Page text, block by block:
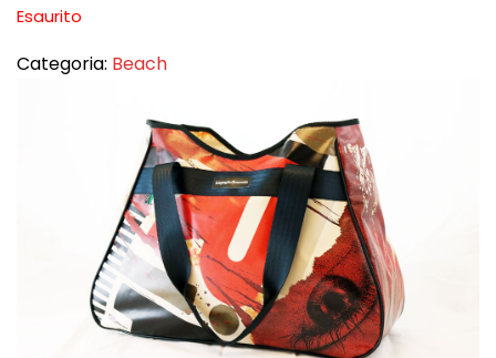
Esaurito
Categoria: Beach